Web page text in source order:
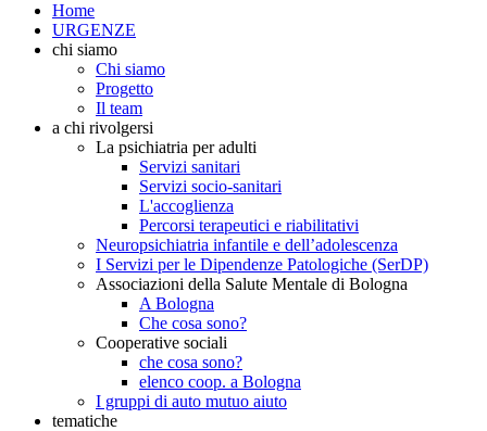
Home
URGENZE
chi siamo
Chi siamo
Progetto
Il team
a chi rivolgersi
La psichiatria per adulti
Servizi sanitari
Servizi socio-sanitari
L'accoglienza
Percorsi terapeutici e riabilitativi
Neuropsichiatria infantile e dell’adolescenza
I Servizi per le Dipendenze Patologiche (SerDP)
Associazioni della Salute Mentale di Bologna
A Bologna
Che cosa sono?
Cooperative sociali
che cosa sono?
elenco coop. a Bologna
I gruppi di auto mutuo aiuto
tematiche